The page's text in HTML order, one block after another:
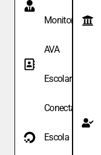
Monitor
AVA
Escolar
Conecta
Escola